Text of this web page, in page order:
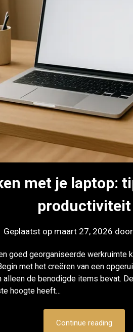
met je laptop:
productiviteit
Geplaatst op maart 27, 2026
goed georganiseerde werkruimte
met het creëren van een
alleen de benodigde items bevat.
hoogte heeft…
Continue reading